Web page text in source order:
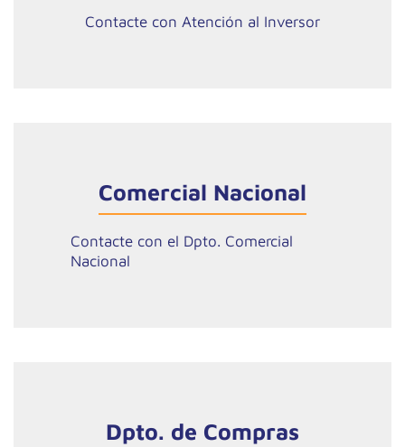
Contacte con Atención al Inversor
Comercial Nacional
Contacte con el Dpto. Comercial
Nacional
Dpto. de Compras